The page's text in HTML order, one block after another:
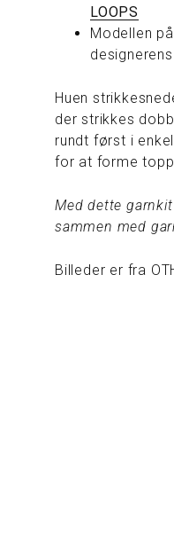
LOOPS
Modellen
Huen strikkes
der strikkes
rundt først i
for at forme
Med dette
sammen med
Billeder er fra